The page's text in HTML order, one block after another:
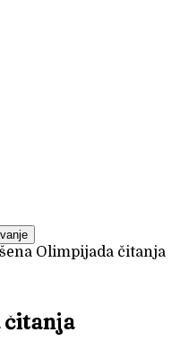
Olimpijada čitanja
čitanja